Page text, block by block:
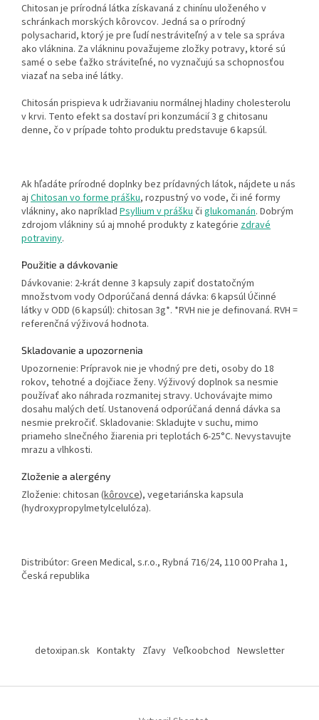
Chitosan je prírodná látka získavaná z chinínu uloženého v
schránkach morských kôrovcov. Jedná sa o prírodný
polysacharid, ktorý je pre ľudí nestráviteľný a v tele sa správa
ako vláknina. Za vlákninu považujeme zložky potravy, ktoré sú
samé o sebe ťažko stráviteľné, no vyznačujú sa schopnosťou
viazať na seba iné látky.
Chitosán prispieva k udržiavaniu normálnej hladiny cholesterolu
v krvi. Tento efekt sa dostaví pri konzumácií 3 g chitosanu
denne, čo v prípade tohto produktu predstavuje 6 kapsúl.
Ak hľadáte prírodné doplnky bez prídavných látok, nájdete u nás
aj Chitosan vo forme prášku, rozpustný vo vode, či iné formy
vlákniny, ako napríklad Psyllium v prášku či glukomanán. Dobrým
zdrojom vlákniny sú aj mnohé produkty z kategórie zdravé
potraviny.
Použitie a dávkovanie
Dávkovanie: 2-krát denne 3 kapsuly zapiť dostatočným
množstvom vodyOdporúčaná denná dávka: 6 kapsúlÚčinné
látky v ODD (6 kapsúl): chitosan 3g*. *RVH nie je definovaná. RVH =
referenčná výživová hodnota.
Skladovanie a upozornenia
Upozornenie: Prípravok nie je vhodný pre deti, osoby do 18
rokov, tehotné a dojčiace ženy. Výživový doplnok sa nesmie
používať ako náhrada rozmanitej stravy. Uchovávajte mimo
dosahu malých detí. Ustanovená odporúčaná denná dávka sa
nesmie prekročiť. Skladovanie: Skladujte v suchu, mimo
priameho slnečného žiarenia pri teplotách 6-25°C. Nevystavujte
mrazu a vlhkosti.
Zloženie a alergény
Zloženie: chitosan (kôrovce), vegetariánska kapsula
(hydroxypropylmetylcelulóza).
Distribútor: Green Medical, s.r.o., Rybná 716/24, 110 00 Praha 1,
Česká republika
detoxipan.sk Kontakty Zľavy Veľkoobchod Newsletter